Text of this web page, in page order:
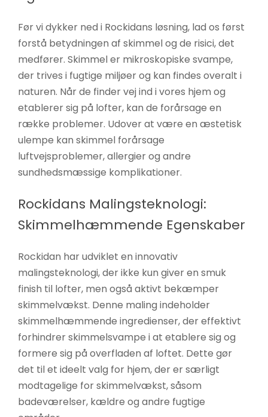
Før vi dykker ned i Rockidans løsning, lad os først
forstå betydningen af skimmel og de risici, det
medfører. Skimmel er mikroskopiske svampe,
der trives i fugtige miljøer og kan findes overalt i
naturen. Når de finder vej ind i vores hjem og
etablerer sig på lofter, kan de forårsage en
række problemer. Udover at være en æstetisk
ulempe kan skimmel forårsage
luftvejsproblemer, allergier og andre
sundhedsmæssige komplikationer.
Rockidans Malingsteknologi:
Skimmelhæmmende Egenskaber
Rockidan har udviklet en innovativ
malingsteknologi, der ikke kun giver en smuk
finish til lofter, men også aktivt bekæmper
skimmelvækst. Denne maling indeholder
skimmelhæmmende ingredienser, der effektivt
forhindrer skimmelsvampe i at etablere sig og
formere sig på overfladen af loftet. Dette gør
det til et ideelt valg for hjem, der er særligt
modtagelige for skimmelvækst, såsom
badeværelser, kældre og andre fugtige